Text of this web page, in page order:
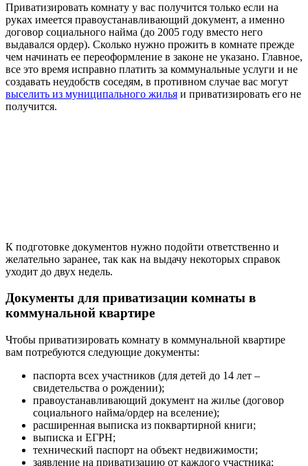
Приватизировать комнату у вас получится только если на
руках имеется правоустанавливающий документ, а именно
договор социального найма (до 2005 году вместо него
выдавался ордер). Сколько нужно прожить в комнате прежде
чем начинать ее переоформление в законе не указано. Главное,
все это время исправно платить за коммунальные услуги и не
создавать неудобств соседям, в противном случае вас могут
выселить из муниципального жилья и приватизировать его не
получится.
К подготовке документов нужно подойти ответственно и
желательно заранее, так как на выдачу некоторых справок
уходит до двух недель.
Документы для приватизации комнаты в
коммунальной квартире
Чтобы приватизировать комнату в коммунальной квартире
вам потребуются следующие документы:
паспорта всех участников (для детей до 14 лет –
свидетельства о рождении);
правоустанавливающий документ на жилье (договор
социального найма/ордер на вселение);
расширенная выписка из поквартирной книги;
выписка и ЕГРН;
технический паспорт на объект недвижимости;
заявление на приватизацию от каждого участника;